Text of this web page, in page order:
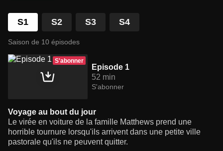
S1 S2 S3 S4
Saison de 10 épisodes
S'abonner
Episode 1
52 min
S'abonner
Voyage au bout du jour
Le virée en voiture de la famille Matthews prend une
horrible tournure lorsqu'ils arrivent dans une petite ville
pastorale qu'ils ne peuvent quitter.